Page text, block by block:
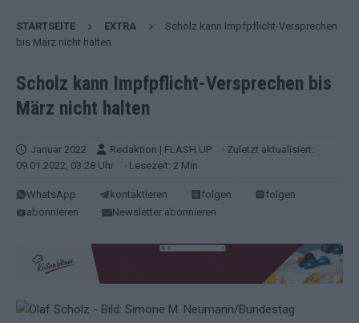
STARTSEITE EXTRA
Scholz kann Impfpflicht-Versprechen
bis März nicht halten
Scholz kann Impfpflicht-Versprechen bis
März nicht halten
Januar 2022 Redaktion | FLASH UP
· Zuletzt aktualisiert:
09.01.2022, 03:28 Uhr
· Lesezeit: 2 Min.
WhatsApp kontaktieren folgen
folgen
abonnieren
Newsletter abonnieren